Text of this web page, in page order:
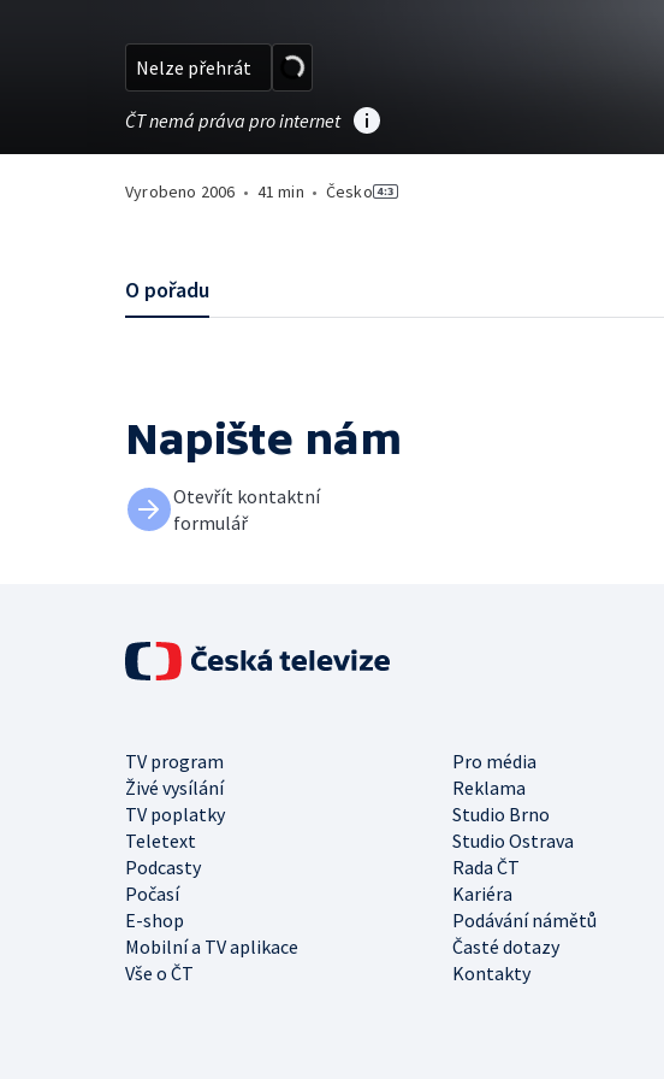
Nelze přehrát
ČT nemá práva pro internet
Vyrobeno 2006 • 41 min • Česko
O pořadu
Napište nám
Otevřít kontaktní
formulář
TV program
Pro média
Živé vysílání
Reklama
TV poplatky
Studio Brno
Teletext
Studio Ostrava
Podcasty
Rada ČT
Počasí
Kariéra
E-shop
Podávání námětů
Mobilní a TV aplikace
Časté dotazy
Vše o ČT
Kontakty